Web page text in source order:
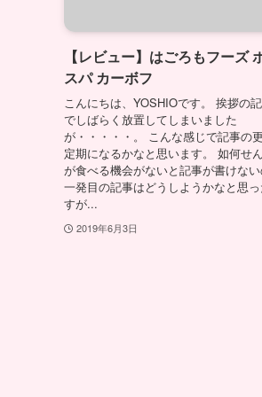
【レビュー】はごろもフーズ
スパ カーボフ
こんにちは、YOSHIOです。 挨拶の
でしばらく放置してしまいました
が・・・・・。 こんな感じで記事の
定期になるかなと思います。 如何せ
が食べる機会がないと記事が書けない
一発目の記事はどうしようかなと思
すが...
2019年6月3日